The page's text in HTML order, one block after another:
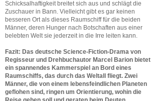
Schicksalhaftigkeit breitet sich aus und schlägt die
Zuschauer in Bann. Vielleicht gibt es gar keinen
besseren Ort als dieses Raumschiff für die beiden
Männer, deren Hunger nach Botschaften aus einer
belebten Welt sie jederzeit in die Irre leiten kann.
Fazit: Das deutsche Science-Fiction-Drama von
Regisseur und Drehbuchautor Marcel Barion bietet
ein spannendes Kammerspiel an Bord eines
Raumschiffs, das durch das Weltall fliegt. Zwei
Männer, die von einem lebensfeindlichen Planeten
geflohen sind, ringen um Orientierung, wohin die